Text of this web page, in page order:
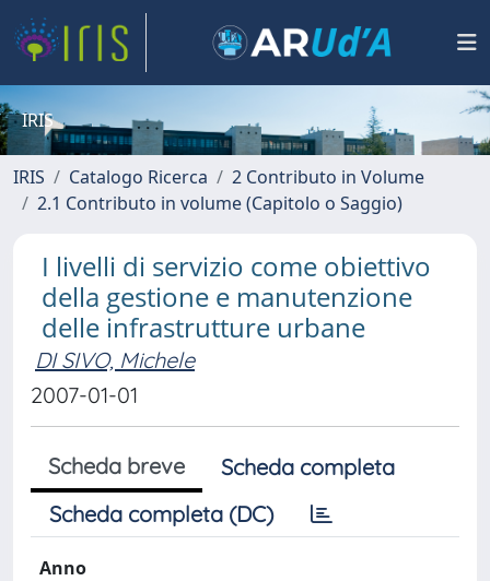
IRIS
IRIS Catalogo Ricerca
2 Contributo in Volume
2.1 Contributo in volume (Capitolo o Saggio)
I livelli di servizio come obiettivo
della gestione e manutenzione
delle infrastrutture urbane
DI SIVO, Michele
2007-01-01
Scheda breve
Scheda completa
Scheda completa (DC)
Anno